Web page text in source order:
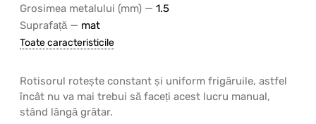
Grosimea metalului (mm) — 1.5
Suprafață — mat
Toate caracteristicile
Rotisorul rotește constant și uniform frigăruile, astfel
încât nu va mai trebui să faceți acest lucru manual,
stând lângă grătar.